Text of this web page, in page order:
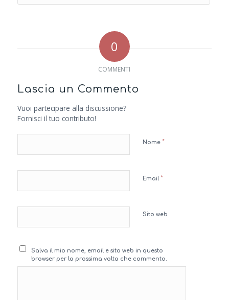
0
COMMENTI
Lascia un Commento
Vuoi partecipare alla discussione?
Fornisci il tuo contributo!
Nome *
Email *
Sito web
Salva il mio nome, email e sito web in questo
browser per la prossima volta che commento.